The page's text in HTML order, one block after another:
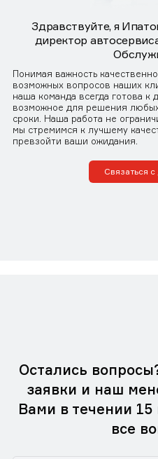
Здравствуйте, я
директор
Понимая важность
возможных вопросов наших
наша команда всегда готова к
возможное для решения
сроки. Наша работа не
мы стремимся к лучшему
превзойти ваши ожидания.
Связаться
Остались
заявки и наш
Вами в течении 15
все